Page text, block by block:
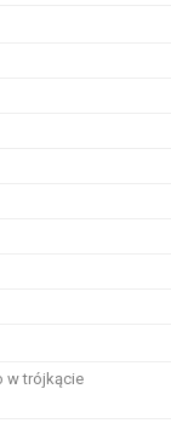
w trójkącie